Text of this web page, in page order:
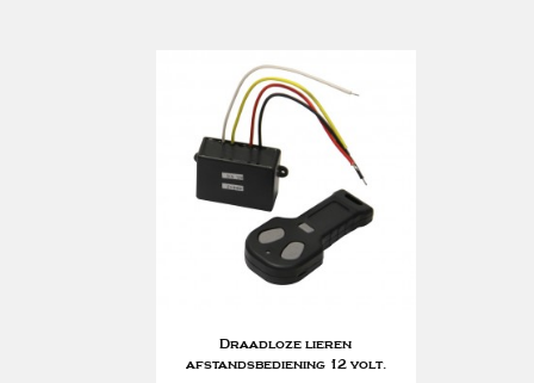
Draadloze lieren
afstandsbediening 12 volt.